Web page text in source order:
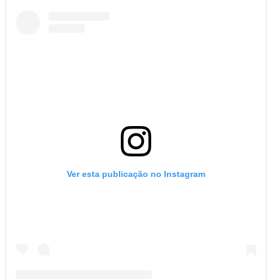
Ver esta publicação no Instagram